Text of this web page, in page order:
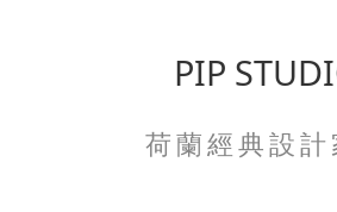
PIP
荷 蘭 經 典 設 計